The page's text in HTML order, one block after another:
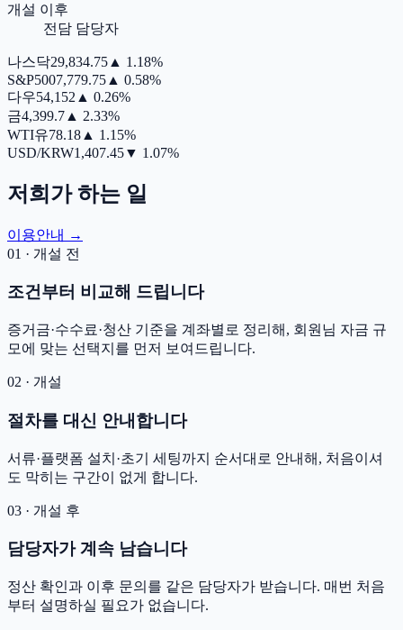
개설 이후
전담 담당자
나스닥29,834.75 ▲ 1.18%
S&P5007,779.75 ▲ 0.58%
다우54,152 ▲ 0.26%
금4,399.7 ▲ 2.33%
WTI유78.18 ▲ 1.15%
USD/KRW1,407.45▼ 1.07%
저희가 하는 일
이용안내 →
01 · 개설 전
조건부터 비교해 드립니다
증거금·수수료·청산 기준을 계좌별로 정리해, 회원님 자금 규
모에 맞는 선택지를 먼저 보여드립니다.
02 · 개설
절차를 대신 안내합니다
서류·플랫폼 설치·초기 세팅까지 순서대로 안내해, 처음이셔
도 막히는 구간이 없게 합니다.
03 · 개설 후
담당자가 계속 남습니다
정산 확인과 이후 문의를 같은 담당자가 받습니다. 매번 처음
부터 설명하실 필요가 없습니다.